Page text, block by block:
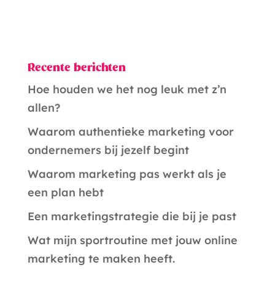
e
r
n
a
v
e
:
Recente berichten
Hoe houden we het nog leuk met z’n
allen?
Waarom authentieke marketing voor
ondernemers bij jezelf begint
Waarom marketing pas werkt als je
een plan hebt
Een marketingstrategie die bij je past
Wat mijn sportroutine met jouw online
marketing te maken heeft.